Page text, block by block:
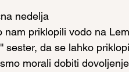
nedelja
nam priklopili vodo na
sester, da se lahko
morali dobiti